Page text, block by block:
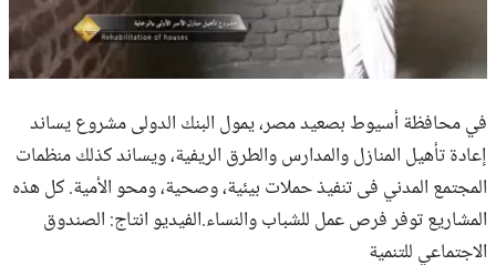
0:00 / 7:19
في محافظة أسيوط بصعيد مصر، يمول البنك الدولى مشروع يساند
إعادة تأهيل المنازل والمدارس والطرق الريفية، ويساند كذلك منظمات
المجتمع المدني فى تنفيذ حملات بيئية، وصحية، ومحو الأمية. كل هذه
المشاريع توفر فرص عمل للشباب والنساء.الفيديو انتاج: الصندوق
الاجتماعي للتنمية